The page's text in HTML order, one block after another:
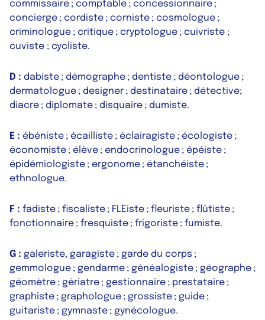
commissaire ; comptable ; concessionnaire ;
concierge ; cordiste ; corniste ; cosmologue ;
criminologue ; critique ; cryptologue ; cuivriste ;
cuviste ; cycliste.
D : dabiste ; démographe ; dentiste ; déontologue ;
dermatologue ; designer ; destinataire ; détective;
diacre ; diplomate ; disquaire ; dumiste.
E : ébéniste ; écailliste ; éclairagiste ; écologiste ;
économiste ; élève ; endocrinologue ; épéiste ;
épidémiologiste ; ergonome ; étanchéiste ;
ethnologue.
F : fadiste ; fiscaliste ; FLEiste ; fleuriste ; flûtiste ;
fonctionnaire ; fresquiste ; frigoriste ; fumiste.
G : galeriste, garagiste ; garde du corps ;
gemmologue ; gendarme ; généalogiste ; géographe ;
géomètre ; gériatre ; gestionnaire ; prestataire ;
graphiste ; graphologue ; grossiste ; guide ;
guitariste ; gymnaste ; gynécologue.